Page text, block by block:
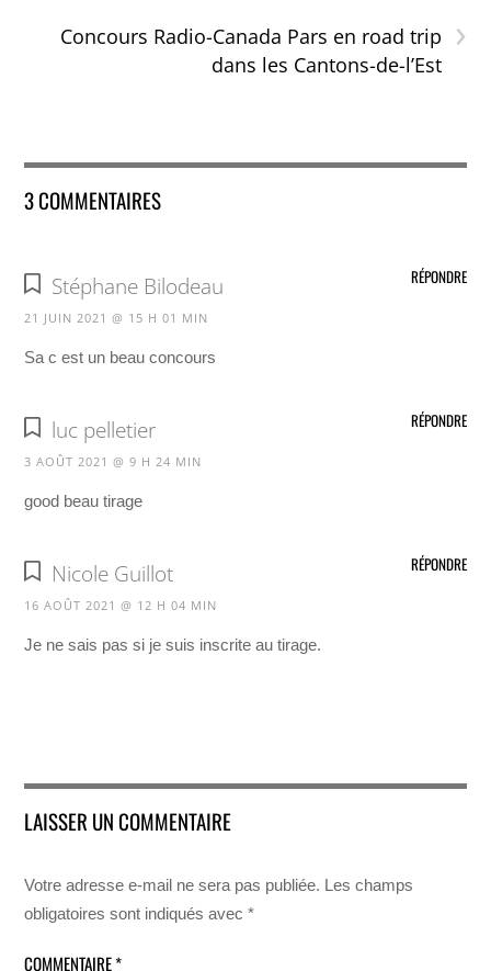
›
Concours Radio-Canada Pars en road trip
dans les Cantons-de-l’Est
3 COMMENTAIRES
Stéphane Bilodeau
21 JUIN 2021 @ 15 H 01 MIN
Sa c est un beau concours
RÉPONDRE
luc pelletier
3 AOÛT 2021 @ 9 H 24 MIN
good beau tirage
RÉPONDRE
Nicole Guillot
16 AOÛT 2021 @ 12 H 04 MIN
Je ne sais pas si je suis inscrite au tirage.
RÉPONDRE
LAISSER UN COMMENTAIRE
Votre adresse e-mail ne sera pas publiée. Les champs
obligatoires sont indiqués avec*
COMMENTAIRE*